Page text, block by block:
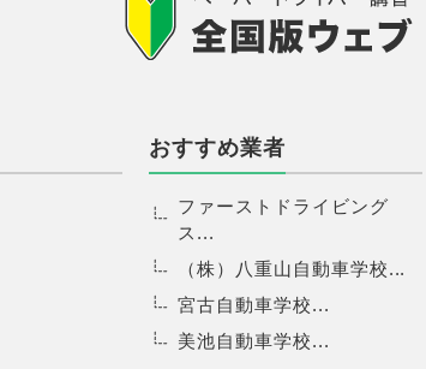
おすすめ業者
ファーストドライビング
ス...
（株）八重山自動車学校...
宮古自動車学校...
美池自動車学校...